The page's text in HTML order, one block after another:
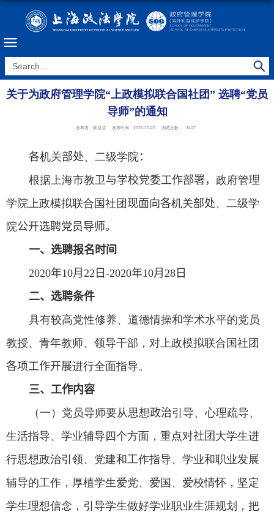
关于为政府管理学院“上政模拟联合国社团” 选聘“党员
导师”的通知
发布者：陈昌洁 发布时间：2020-10-22 浏览次数： 3417
各机关部处、二级学院：
根据上海市教卫与学校党委工作部署，政府管理
学院上政模拟联合国社团现面向各机关部处、二级学
院公开选聘党员导师。
一、选聘报名时间
2020年10月22 日-2020年10月28 日
二、选聘条件
具有较高党性修养、道德情操和学术水平的党员
教授、青年教师、领导干部，对上政模拟联合国社团
各项工作开展进行全面指导。
三、工作内容
（一）党员导师要从思想政治引导、心理疏导、
生活指导、学业辅导四个方面，重点对社团 大学生进
行思想政治引领、党建和工作指导、学业和职业发展
辅导的工作，厚植学生爱党、爱国、爱校情怀，坚定
学生理想信念，引导学生做好学业职业生涯规划，把